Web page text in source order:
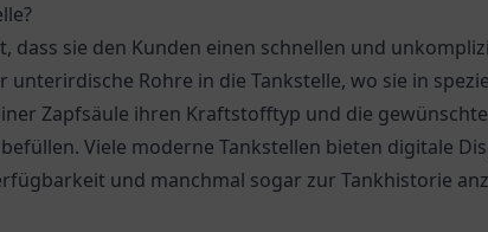
dass sie den Kunden einen schnellen und
unterirdische Rohre in die Tankstelle, wo sie in
Zapfsäule ihren Kraftstofftyp und die
Viele moderne Tankstellen bieten digitale
und manchmal sogar zur Tankhistorie